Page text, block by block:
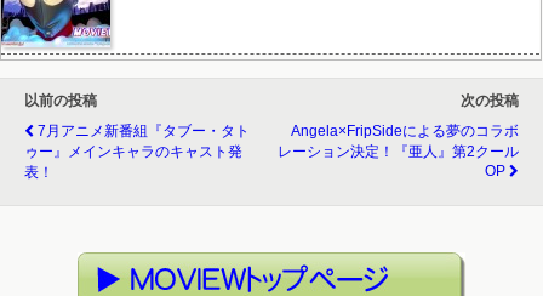
以前の投稿
7月アニメ新番組『タブー・タト
ゥー』メインキャラのキャスト発
表！
次の投稿
Angela×fripSideによる夢のコラボ
レーション決定！『亜人』第2クール
OP